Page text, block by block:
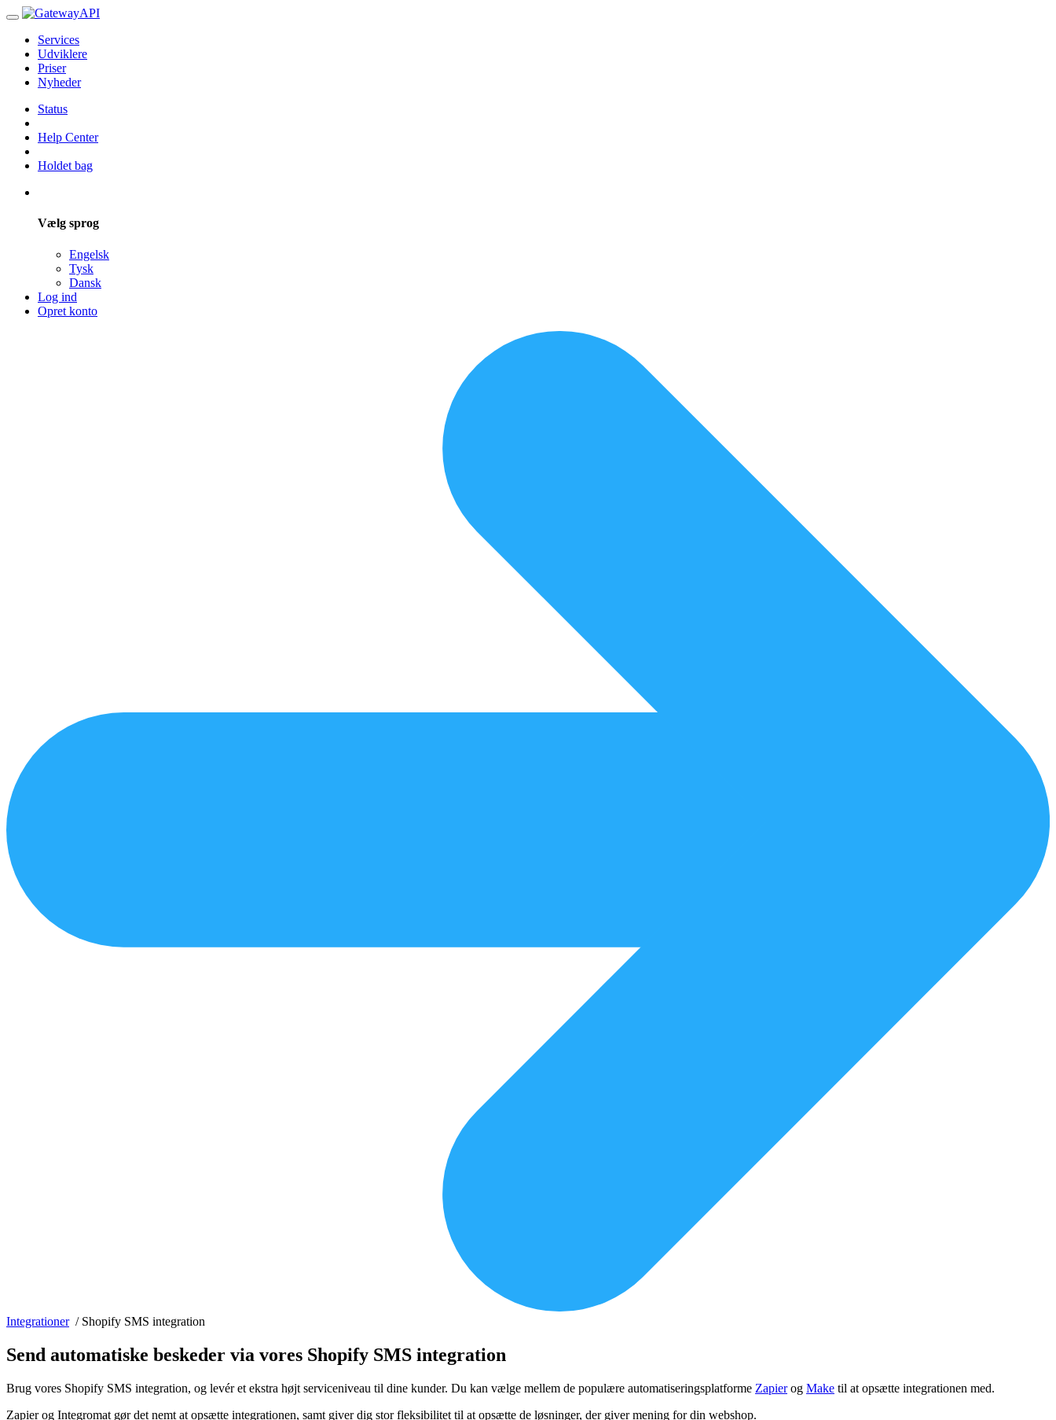
Services
Udviklere
Priser
Nyheder
Status
Help Center
Holdet bag
Vælg sprog
Engelsk
Tysk
Dansk
Log ind
Opret konto
Integrationer/ Shopify SMS integration
Send automatiske beskeder via vores Shopify SMS integration
Brug vores Shopify SMS integration, og levér et ekstra højt serviceniveau til dine kunder. Du kan vælge mellem de populære automatiseringsplatforme Zapierog Make til at opsætte integrationen med.
Zapier og Integromat gør det nemt at opsætte integrationen, samt giver dig stor fleksibilitet til at opsætte de løsninger, der giver mening for din webshop.